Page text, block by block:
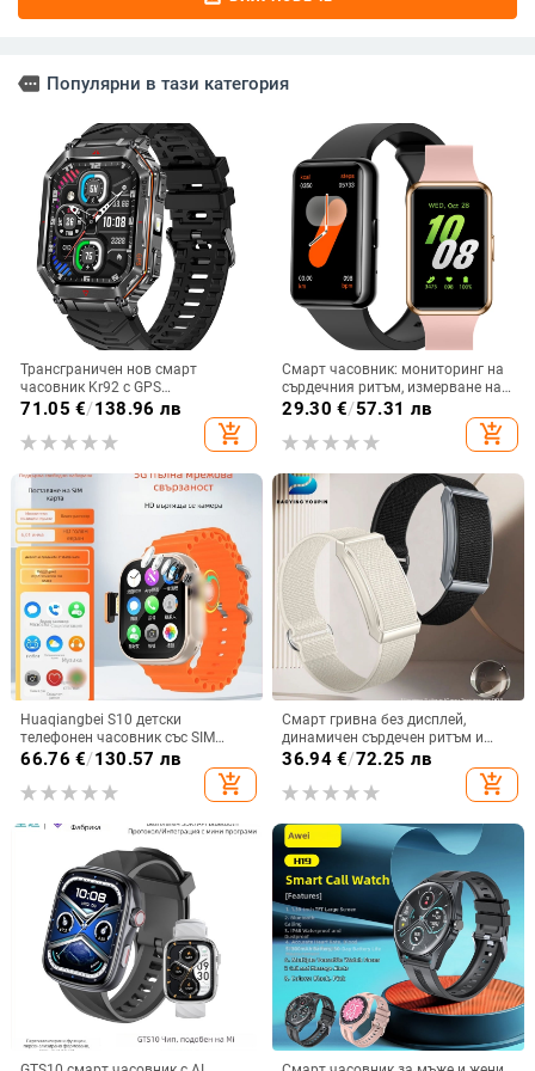
more Популярни в тази категория
Трансграничен нов смарт
часовник Kr92 с GPS
позициониране, Ai Dial, гласов
асистент, LED светлина, компас,
мъжка гривна
71.05 €/138.96 лв
add_shopping_cart
Смарт часовник: мониторинг на
сърдечния ритъм, измерване на
кислород в кръвта, проследяване
на съня, Bluetooth разговори,
водоустойчив
29.30 €/57.31 лв
add_shopping_cart
Huaqiangbei S10 детски
телефонен часовник със SIM
карта, водоустойчив, камера,
микро чат, смарт часовник
66.76 €/130.57 лв
add_shopping_cart
Смарт гривна без дисплей,
динамичен сърдечен ритъм и
телесна температура,
водоустойчива до 30 м, живот на
36.94€/72.25 лв
add_shopping_cart